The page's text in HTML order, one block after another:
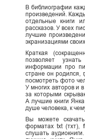
В библиографии
произведений.
отдельные книги
рассказов. У всех
лучшие
экранизациями
Краткая
позволяет
информации про
стране он родился,
посмотреть фото
У многих авторов и
за которыми
А лучшие книги
душе человека, к
Вы можете
форматах txt (тхт),
слушать